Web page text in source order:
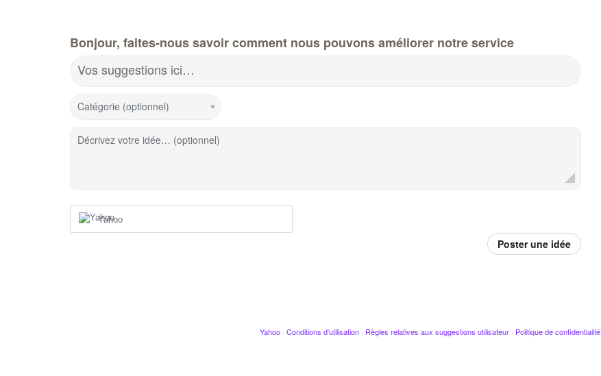
Bonjour, faites-nous savoir comment nous pouvons améliorer notre service
Vos suggestions ici…
Catégorie (optionnel)
Décrivez votre idée… (optionnel)
Yahoo
Poster une idée
Yahoo · Conditions d'utilisation · Règles relatives aux suggestions utilisateur · Politique de confidentialité